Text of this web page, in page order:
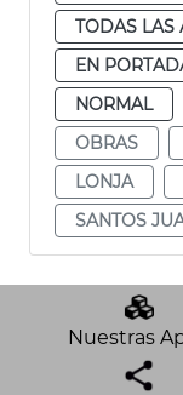
TODAS LAS
EN
NORMAL
OBRAS
LONJA
SANTOS
Nuestras